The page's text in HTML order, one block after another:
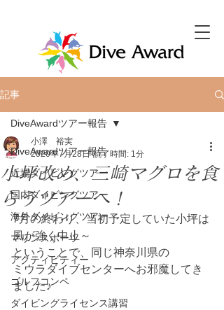
記事
DiveAwardツアー報告
近場ダイビングツアー
国内ダイビングツアー
海外ダイビングツアー
マリンスポーツ
アクティビティー
ゴルフコンペ
ダイビングライセンス講習
DiveAwardツアー報告
小坪改め、三崎マグロを食
らうツアーへ！
小澤 裕実
2020年7月28日 読了時間: 1分
7月の終わり、当初予定していた小坪は
風が強く中止～
ということで、同じ神奈川県の
ミウラダイブセンターへお邪魔してき
ました♪